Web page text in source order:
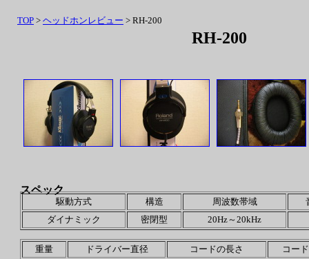
RH-200
スペック
駆動方式 構造 周波数帯域
ダイナミック
密閉型 20Hz～20kHz
重量 ドライバー直径 コードの長さ
コー
TOP > ヘッドホンレビュー > RH-200